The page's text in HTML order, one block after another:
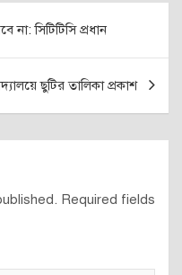
না: সিটিটিসি প্রধান
ছুটির তালিকা প্রকাশ
Required fields